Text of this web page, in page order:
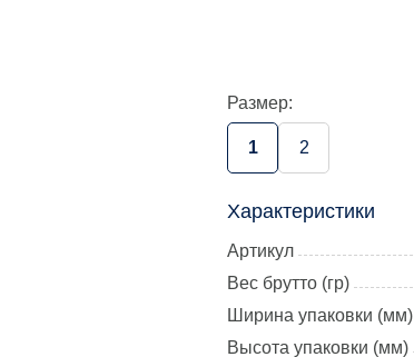
Размер:
1 2
Характеристики
Артикул
Вес брутто (гр)
Ширина упаковки (мм)
Высота упаковки (мм)